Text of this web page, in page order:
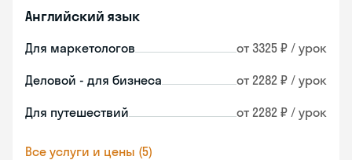
Английский язык
Для маркетологов от 3325 ₽ / урок
Деловой - для бизнеса от 2282 ₽ / урок
Для путешествий от 2282 ₽ / урок
Все услуги и цены (5)